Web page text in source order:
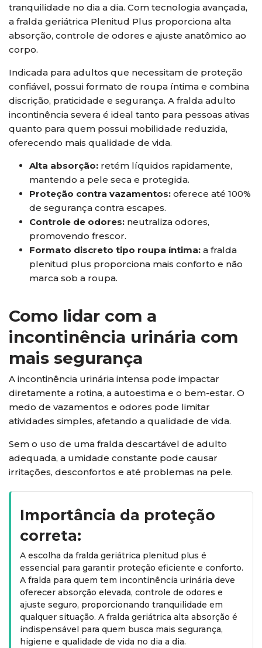
tranquilidade no dia a dia. Com tecnologia avançada,
a fralda geriátrica Plenitud Plus proporciona alta
absorção, controle de odores e ajuste anatômico ao
corpo.
Indicada para adultos que necessitam de proteção
confiável, possui formato de roupa íntima e combina
discrição, praticidade e segurança. A fralda adulto
incontinência severa é ideal tanto para pessoas ativas
quanto para quem possui mobilidade reduzida,
oferecendo mais qualidade de vida.
Alta absorção: retém líquidos rapidamente,
mantendo a pele seca e protegida.
Proteção contra vazamentos: oferece até 100%
de segurança contra escapes.
Controle de odores: neutraliza odores,
promovendo frescor.
Formato discreto tipo roupa íntima: a fralda
plenitud plus proporciona mais conforto e não
marca sob a roupa.
Como lidar com a
incontinência urinária com
mais segurança
A incontinência urinária intensa pode impactar
diretamente a rotina, a autoestima e o bem-estar. O
medo de vazamentos e odores pode limitar
atividades simples, afetando a qualidade de vida.
Sem o uso de uma fralda descartável de adulto
adequada, a umidade constante pode causar
irritações, desconfortos e até problemas na pele.
Importância da proteção
correta:
A escolha da fralda geriátrica plenitud plus é
essencial para garantir proteção eficiente e conforto.
A fralda para quem tem incontinência urinária deve
oferecer absorção elevada, controle de odores e
ajuste seguro, proporcionando tranquilidade em
qualquer situação. A fralda geriátrica alta absorção é
indispensável para quem busca mais segurança,
higiene e qualidade de vida no dia a dia.